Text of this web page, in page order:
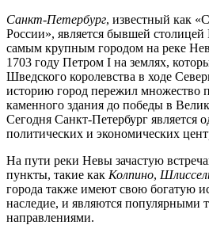
Санкт-Петербург, известный как
России», является бывшей
самым крупным городом на реке
1703 году Петром I на землях,
Шведского королевства в ходе
историю город пережил множество
каменного здания до победы в
Сегодня Санкт-Петербург является
политических и экономических
На пути реки Невы зачастую
пункты, такие как Колпино,
города также имеют свою богатую
наследие, и являются популярными
направлениями.